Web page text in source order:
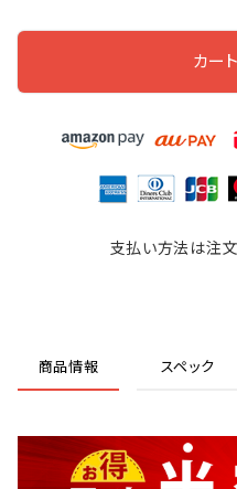
カー
支払い方法は注文
商品情報 スペック